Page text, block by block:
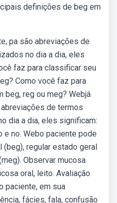
definições de beg em
pa são abreviações de
no dia a dia, eles
faz para classificar seu
Como você faz para
beg, reg ou meg? Webjá
de termos
dia a dia, eles significam:
e no. Webo paciente pode
regular estado geral
Observar mucosa
oral, leito. Avaliação
paciente, em sua
fácies, fala, confusão